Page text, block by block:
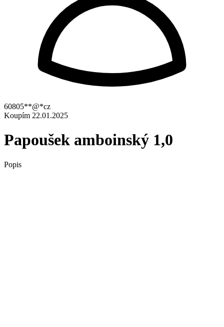
60805**@*cz
Koupím 22.01.2025
Papoušek amboinský 1,0
Popis